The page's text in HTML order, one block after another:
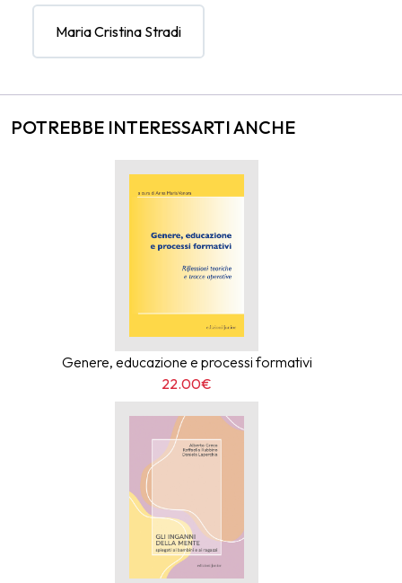
Maria Cristina Stradi
POTREBBE INTERESSARTI ANCHE
Genere, educazione e processi formativi
22.00€